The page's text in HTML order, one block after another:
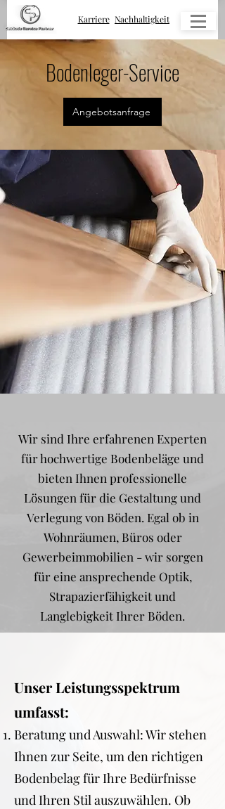
Nachhaltigkeit
Karriere
Bodenleger-Service
Angebotsanfrage
Wir sind Ihre erfahrenen Experten
für hochwertige Bodenbeläge und
bieten Ihnen professionelle
Lösungen für die Gestaltung und
Verlegung von Böden. Egal ob in
Wohnräumen, Büros oder
Gewerbeimmobilien - wir sorgen
für eine ansprechende Optik,
Strapazierfähigkeit und
Langlebigkeit Ihrer Böden.
Unser Leistungsspektrum
umfasst:
Beratung und Auswahl: Wir stehen
Ihnen zur Seite, um den richtigen
Bodenbelag für Ihre Bedürfnisse
und Ihren Stil auszuwählen. Ob